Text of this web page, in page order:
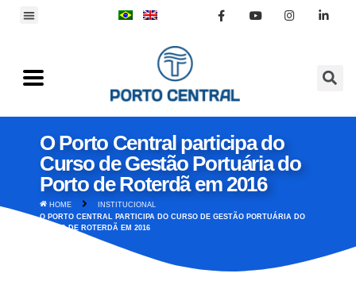
O Porto Central participa do
Curso de Gestão Portuária do
Porto de Roterdã em 2016
HOME
INSTITUCIONAL
O PORTO CENTRAL PARTICIPA DO CURSO DE GESTÃO PORTUÁRIA DO
PORTO DE ROTERDÃ EM 2016